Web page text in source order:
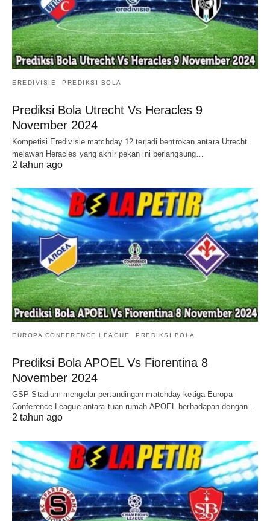
EREDIVISIE PREDIKSI BOLA
Prediksi Bola Utrecht Vs Heracles 9
November 2024
Kompetisi Eredivisie matchday 12 terjadi bentrokan antara Utrecht
melawan Heracles yang akhir pekan ini berlangsung…
2 tahun ago
EUROPA CONFERENCE LEAGUE PREDIKSI BOLA
Prediksi Bola APOEL Vs Fiorentina 8
November 2024
GSP Stadium mengelar pertandingan matchday ketiga Europa
Conference League antara tuan rumah APOEL berhadapan dengan…
2 tahun ago